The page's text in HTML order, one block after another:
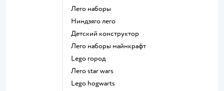
Лего наборы
Ниндзяго лего
Детский конструктор
Лего наборы майнкрафт
Lego город
Лего star wars
Lego hogwarts